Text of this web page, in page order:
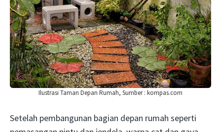
Ilustrasi Taman Depan Rumah, Sumber : kompas.com
Setelah pembangunan bagian depan rumah seperti